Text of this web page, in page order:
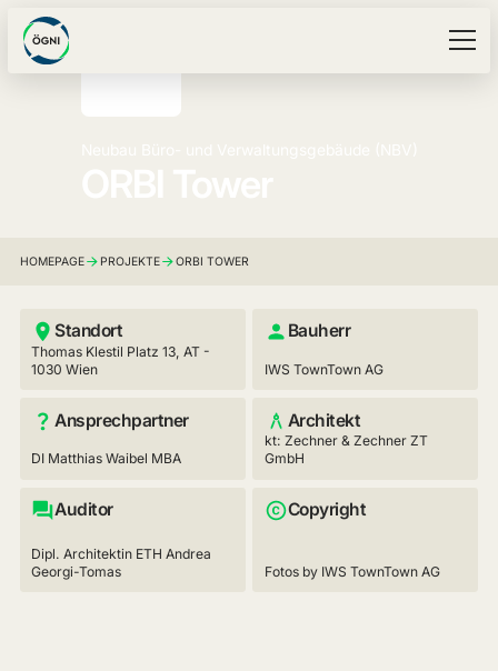
HOMEPAGE PROJEKTE ORBI TOWER
Standort
Thomas Klestil Platz 13, AT -
1030 Wien
Bauherr
IWS TownTown AG
Ansprechpartner
DI Matthias Waibel MBA
Architekt
kt: Zechner & Zechner ZT
GmbH
Auditor
Dipl. Architektin ETH Andrea
Georgi-Tomas
Copyright
Fotos by IWS TownTown AG